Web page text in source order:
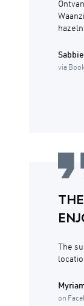
Sabbie
via
The
on